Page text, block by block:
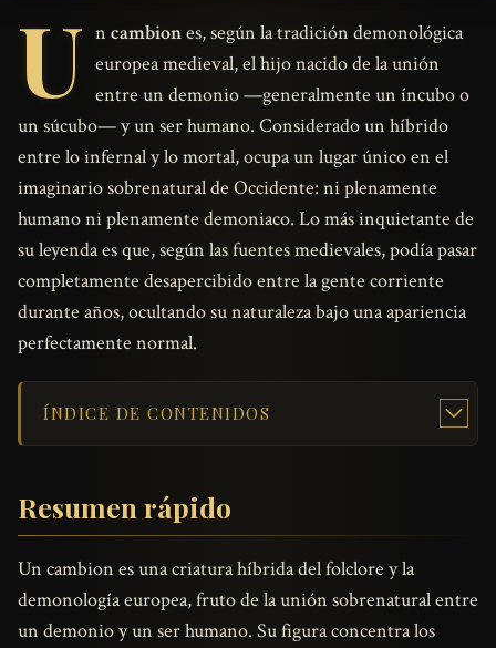
U ncambiones, según la tradición demonológica
europea medieval, el hijo nacido de la unión
entre un demonio —generalmente un íncubo o
un súcubo— y un ser humano. Considerado un híbrido
entre lo infernal y lo mortal, ocupa un lugar único en el
imaginario sobrenatural de Occidente: ni plenamente
humano ni plenamente demoniaco. Lo más inquietante de
su leyenda es que, según las fuentes medievales, podía pasar
completamente desapercibido entre la gente corriente
durante años, ocultando su naturaleza bajo una apariencia
perfectamente normal.
ÍNDICE DE CONTENIDOS
Resumen rápido
Un cambion es una criatura híbrida del folclore y la
demonología europea, fruto de la unión sobrenatural entre
un demonio y un ser humano. Su figura concentra los